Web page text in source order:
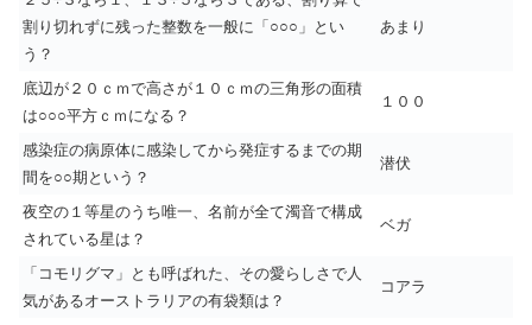
割り切れずに残った整数を一般に「○○○」とい
う？
あまり
底辺が２０ｃｍで高さが１０ｃｍの三角形の面積
は○○○平方ｃｍになる？
１００
感染症の病原体に感染してから発症するまでの期
間を○○期という？
潜伏
夜空の１等星のうち唯一、名前が全て濁音で構成
されている星は？
ベガ
「コモリグマ」とも呼ばれた、その愛らしさで人
気があるオーストラリアの有袋類は？
コアラ